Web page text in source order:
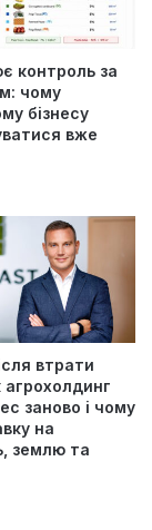
контроль за
чому
бізнесу
вже
втрати
агрохолдинг
заново і чому
на
землю та